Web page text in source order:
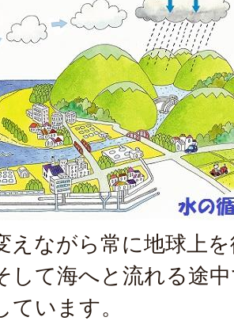
えながら常に地球上
して海へと流れる途
ています。